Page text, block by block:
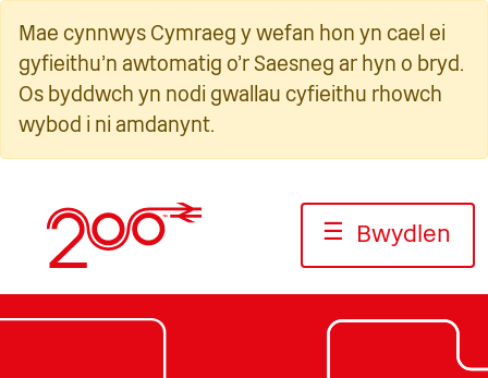
cynnwys
Mae cynnwys Cymraeg y wefan hon yn cael ei
gyfieithu'n awtomatig o'r Saesneg ar hyn o bryd.
Os byddwch yn nodi gwallau cyfieithu rhowch
wybod i ni amdanynt.
☰ Bwydlen